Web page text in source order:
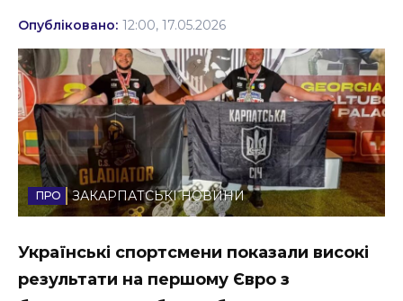
Події
Політика
Соціум
Спорт
Стиль життя
Втрачений Ужгород (відеоверсія)
Опубліковано: 12:00, 17.05.2026
ЗАКАРПАТСЬКІ НОВИНИ
Українські спортсмени показали високі
результати на першому Євро з